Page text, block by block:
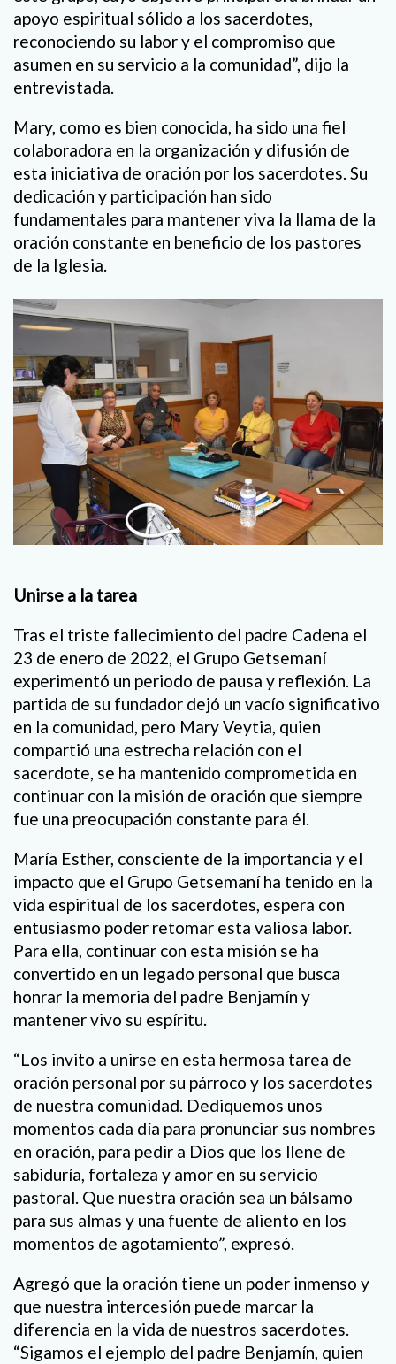
apoyo espiritual sólido a los sacerdotes,
reconociendo su labor y el compromiso que
asumen en su servicio a la comunidad”, dijo la
entrevistada.
Mary, como es bien conocida, ha sido una fiel
colaboradora en la organización y difusión de
esta iniciativa de oración por los sacerdotes. Su
dedicación y participación han sido
fundamentales para mantener viva la llama de la
oración constante en beneficio de los pastores
de la Iglesia.
Unirse a la tarea
Tras el triste fallecimiento del padre Cadena el
23 de enero de 2022, el Grupo Getsemaní
experimentó un periodo de pausa y reflexión. La
partida de su fundador dejó un vacío significativo
en la comunidad, pero Mary Veytia, quien
compartió una estrecha relación con el
sacerdote, se ha mantenido comprometida en
continuar con la misión de oración que siempre
fue una preocupación constante para él.
María Esther, consciente de la importancia y el
impacto que el Grupo Getsemaní ha tenido en la
vida espiritual de los sacerdotes, espera con
entusiasmo poder retomar esta valiosa labor.
Para ella, continuar con esta misión se ha
convertido en un legado personal que busca
honrar la memoria del padre Benjamín y
mantener vivo su espíritu.
“Los invito a unirse en esta hermosa tarea de
oración personal por su párroco y los sacerdotes
de nuestra comunidad. Dediquemos unos
momentos cada día para pronunciar sus nombres
en oración, para pedir a Dios que los llene de
sabiduría, fortaleza y amor en su servicio
pastoral. Que nuestra oración sea un bálsamo
para sus almas y una fuente de aliento en los
momentos de agotamiento”, expresó.
Agregó que la oración tiene un poder inmenso y
que nuestra intercesión puede marcar la
diferencia en la vida de nuestros sacerdotes.
“Sigamos el ejemplo del padre Benjamín, quien